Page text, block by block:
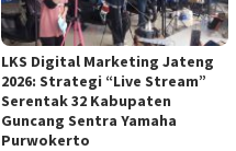
LKS Digital Marketing Jateng
2026: Strategi “Live Stream”
Serentak 32 Kabupaten
Guncang Sentra Yamaha
Purwokerto